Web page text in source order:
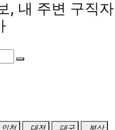
, 내 주변 구직자
인천 대전 대구
부산